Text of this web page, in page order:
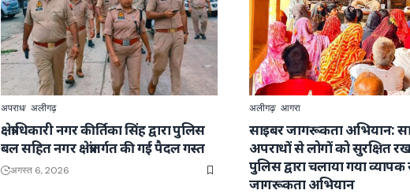
अपराध अलीगढ़
क्षेत्राधिकारी नगर कीर्तिका सिंह द्वारा पुलिस
बल सहित नगर क्षेत्रांतर्गत की गई पैदल गस्त
अगस्त 6, 2026
अलीगढ़ आगरा
साइबर जागरूकता अभियान:
अपराधों से लोगों को सुरक्षित
पुलिस द्वारा चलाया गया व्यापक
जागरूकता अभियान